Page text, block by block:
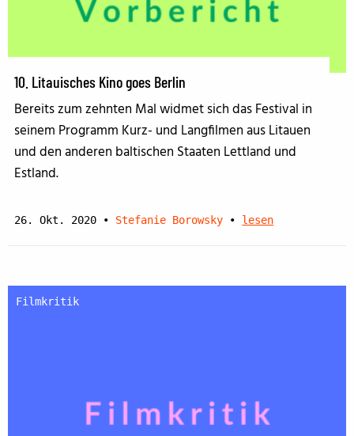
10. Litauisches Kino goes Berlin
Bereits zum zehnten Mal widmet sich das Festival in
seinem Programm Kurz- und Langfilmen aus Litauen
und den anderen baltischen Staaten Lettland und
Estland.
26. Okt. 2020 • Stefanie Borowsky • lesen
Filmkritik